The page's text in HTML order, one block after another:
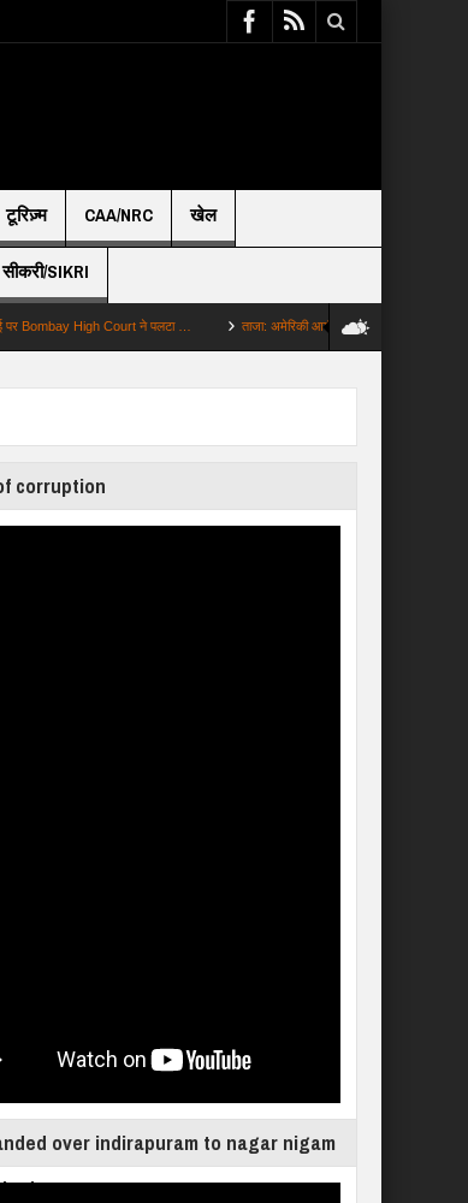
टूरिज़्म CAA/NRC खेल
सीकरी/SIKRI
High Court ने पलटा … ताजा: अमेरिकी आर्मी ने GPS जाम किया और विमान हुआ क्रैश
corruption
over indirapuram to nagar nigam